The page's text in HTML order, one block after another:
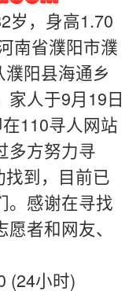
岁，身高1.70
南省濮阳市濮
阳县海通乡
家人于9月19日
110寻人网站
多方努力寻
到，目前已
。感谢在寻找
者和网友、
(24小时)